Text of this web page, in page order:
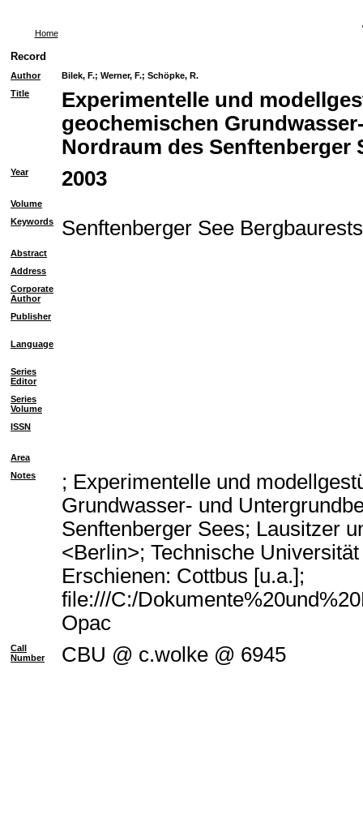
Home
Record
Author Bilek, F.; Werner, F.; Schöpke, R.
Title
Experimentelle und
geochemischen
Nordraum des Senftenberger
Year 2003
Volume
Keywords
Senftenberger See
Abstract
Address
Corporate
Author
Publisher
Language
Series
Editor
Series
Volume
ISSN
Area
Notes
; Experimentelle und
Grundwasser- und
Senftenberger Sees; Lausitzer
<Berlin>; Technische
Erschienen: Cottbus [u.a.];
file:///C:/
Opac
Call
Number
CBU @ c.wolke @ 6945